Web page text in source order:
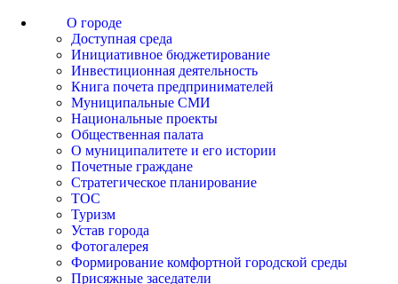
О городе
Доступная среда
Инициативное бюджетирование
Инвестиционная деятельность
Книга почета предпринимателей
Муниципальные СМИ
Национальные проекты
Общественная палата
О муниципалитете и его истории
Почетные граждане
Стратегическое планирование
ТОС
Туризм
Устав города
Фотогалерея
Формирование комфортной городской среды
Присяжные заседатели